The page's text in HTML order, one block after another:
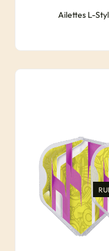
Ailettes L-